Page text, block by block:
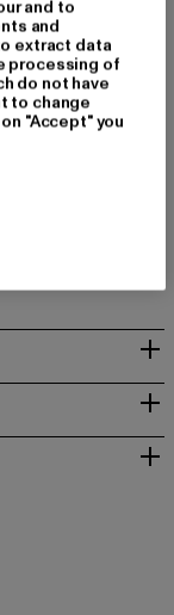
KG |
and to
and
extract data
processing of
do not have
to change
"Accept" you